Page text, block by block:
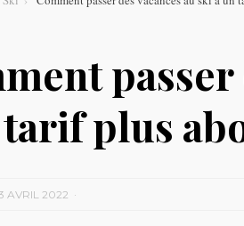
passer
plus
AVRIL 2022